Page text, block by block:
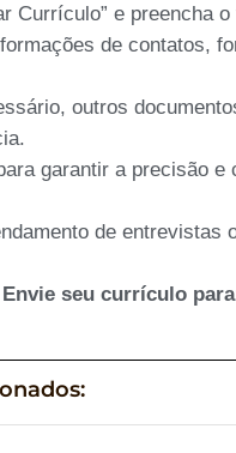
Currículo” e preencha
de contatos,
outros
garantir a precisão e
de entrevistas
seu currículo